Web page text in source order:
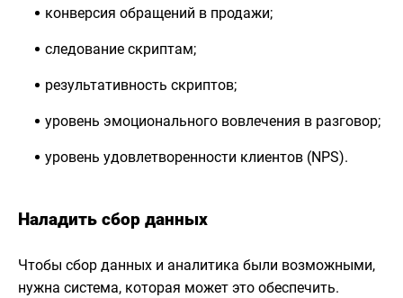
конверсия обращений в продажи;
следование скриптам;
результативность скриптов;
уровень эмоционального вовлечения в разговор;
уровень удовлетворенности клиентов (NPS).
Наладить сбор данных
Чтобы сбор данных и аналитика были возможными,
нужна система, которая может это обеспечить.